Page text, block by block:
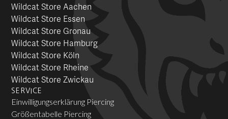
Wildcat Store Aachen
Wildcat Store Essen
Wildcat Store Gronau
Wildcat Store Hamburg
Wildcat Store Köln
Wildcat Store Rheine
Wildcat Store Zwickau
SERVICE
Einwilligungserklärung Piercing
Größentabelle Piercing